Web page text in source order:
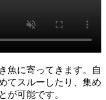
魚に寄ってきます。自
てスルーしたり、集め
が可能です。